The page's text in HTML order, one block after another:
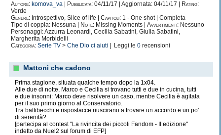
Autore: komova_va Pubblicata: 04/11/17 | Aggiornata: 04/11/17 |
Rating:
Verde
Genere: Introspettivo, Slice of life | Capitoli: 1 - One shot | Completa
Tipo di coppia: Nessuna |
Note: Missing Moments | Avvertimenti: Nessuno
Personaggi: Azzurra Leonardi, Cecilia Sabatini, Giulia Sabatini,
Margherita Morbidelli
Categoria: Serie TV > Che Dio ci aiuti | Leggi le 0 recensioni
Mattoni che cadono
Prima stagione, situata qualche tempo dopo la 1x04.
Alle due di notte, Marco e Cecilia si trovano tutti e due in cucina, tutti
e due insonni: Marco deve risolvere un caso, mentre Cecilia è agitata
per il suo primo giorno al Conservatorio.
Tra battibecchi e rispostacce riuscirano a trovare un accordo e un po'
di serenità?
[partecipa al contest "La rivincita dei piccoli Fandom - II edizione"
indetto da Nuel2 sul forum di EFP]